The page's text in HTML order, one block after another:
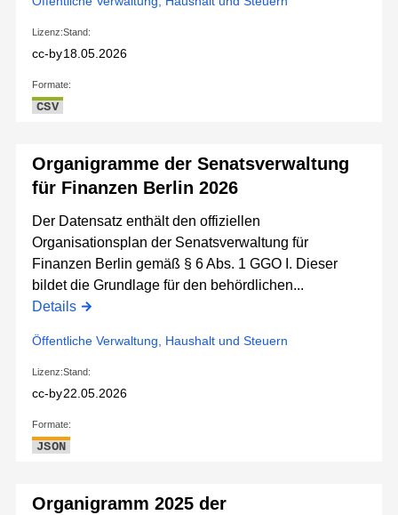
Lizenz:
cc-by
Stand:
18.05.2026
Formate:
CSV
Organigramme der Senatsverwaltung
für Finanzen Berlin 2026
Der Datensatz enthält den offiziellen
Organisationsplan der Senatsverwaltung für
Finanzen Berlin gemäß § 6 Abs. 1 GGO I. Dieser
bildet die Grundlage für den behördlichen...
Details
Öffentliche Verwaltung, Haushalt und Steuern
Lizenz:
cc-by
Stand:
22.05.2026
Formate:
JSON
Organigramm 2025 der